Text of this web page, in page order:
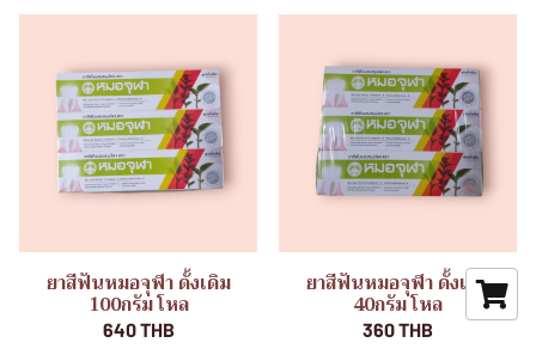
ยาสีฟันหมอจุฬา ดั้งเดิม
100กรัม โหล
640 THB
ยาสีฟันหมอจุฬา ดั้งเดิม
40กรัม โหล
360 THB